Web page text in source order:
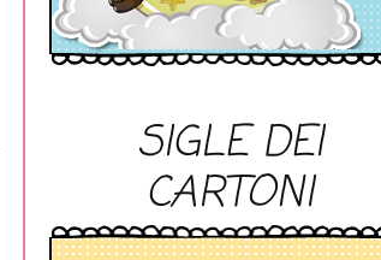
SIGLE DEI
CARTONI